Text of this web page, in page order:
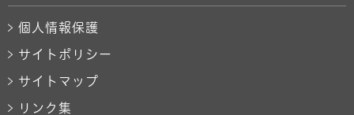
個人情報保護
サイトポリシー
サイトマップ
リンク集